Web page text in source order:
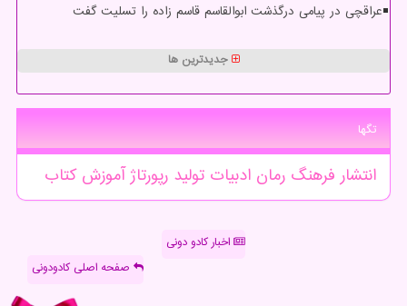
عراقچی در پیامی درگذشت ابوالقاسم قاسم زاده را تسلیت گفت
جدیدترین ها
تگها
انتشار فرهنگ رمان ادبیات تولید رپورتاژآموزشكتاب
اخبار کادو دونی
صفحه اصلی کادودونی